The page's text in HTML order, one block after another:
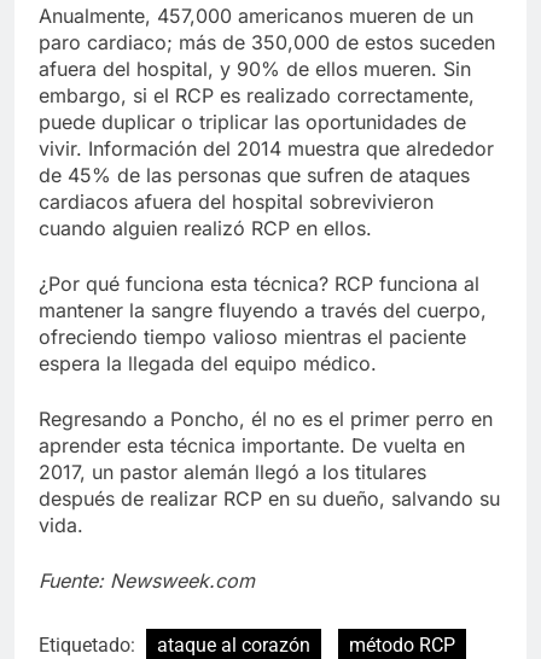
Anualmente, 457,000 americanos mueren de un
paro cardiaco; más de 350,000 de estos suceden
afuera del hospital, y 90% de ellos mueren. Sin
embargo, si el RCP es realizado correctamente,
puede duplicar o triplicar las oportunidades de
vivir. Información del 2014 muestra que alrededor
de 45% de las personas que sufren de ataques
cardiacos afuera del hospital sobrevivieron
cuando alguien realizó RCP en ellos.
¿Por qué funciona esta técnica? RCP funciona al
mantener la sangre fluyendo a través del cuerpo,
ofreciendo tiempo valioso mientras el paciente
espera la llegada del equipo médico.
Regresando a Poncho, él no es el primer perro en
aprender esta técnica importante. De vuelta en
2017, un pastor alemán llegó a los titulares
después de realizar RCP en su dueño, salvando su
vida.
Fuente: Newsweek.com
Etiquetado: ataque al corazón
método RCP